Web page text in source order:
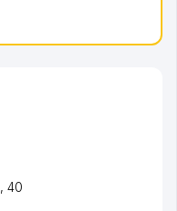
, 40